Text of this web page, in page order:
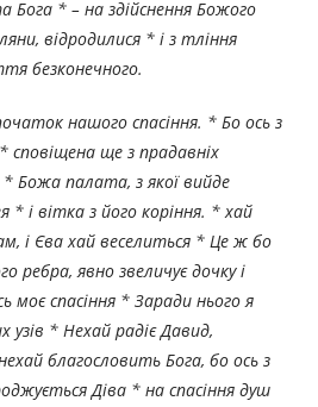
Бога * – на здійснення Божого
відродилися * і з тління
безконечного.
нашого спасіння. * Бо ось з
сповіщена ще з прадавніх
Божа палата, з якої вийде
* і вітка з його коріння. * хай
і Єва хай веселиться * Це ж бо
ребра, явно звеличує дочку і
моє спасіння * Заради нього я
узів * Нехай радіє Давид,
благословить Бога, бо ось з
Діва * на спасіння душ